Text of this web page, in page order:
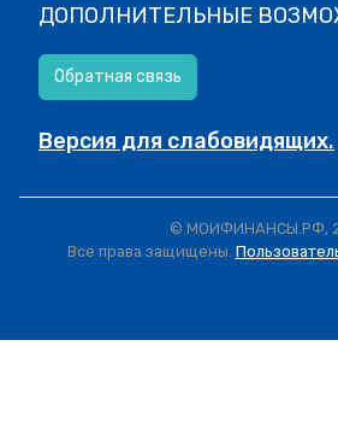
ДОПОЛНИТЕЛЬНЫЕ
Обратная связь
Версия для слабовидящих.
© МОИФИНАНСЫ.РФ,
Все права защищены.